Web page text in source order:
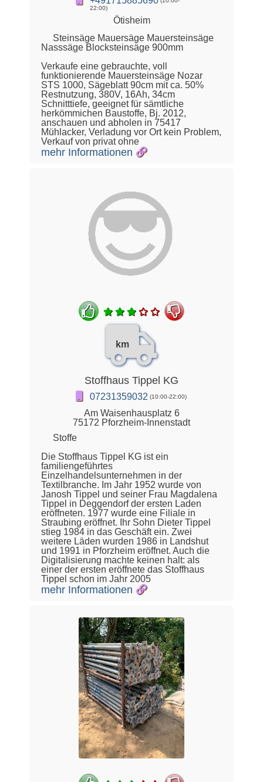
22:00)
Ötisheim
Steinsäge Mauersäge Mauersteinsäge
Nasssäge Blocksteinsäge 900mm
Verkaufe eine gebrauchte, voll
funktionierende Mauersteinsäge Nozar
STS 1000, Sägeblatt 90cm mit ca. 50%
Restnutzung, 380V, 16Ah, 34cm
Schnitttiefe, geeignet für sämtliche
herkömmichen Baustoffe, Bj. 2012,
anschauen und abholen in 75417
Mühlacker, Verladung vor Ort kein Problem,
Verkauf von privat ohne
mehr Informationen
km
Stoffhaus Tippel KG
07231359032 (10:00-22:00)
Am Waisenhausplatz 6
75172 Pforzheim-Innenstadt
Stoffe
Die Stoffhaus Tippel KG ist ein
familiengeführtes
Einzelhandelsunternehmen in der
Textilbranche. Im Jahr 1952 wurde von
Janosh Tippel und seiner Frau Magdalena
Tippel in Deggendorf der ersten Laden
eröffneten. 1977 wurde eine Filiale in
Straubing eröffnet. Ihr Sohn Dieter Tippel
stieg 1984 in das Geschäft ein. Zwei
weitere Läden wurden 1986 in Landshut
und 1991 in Pforzheim eröffnet. Auch die
Digitalisierung machte keinen halt: als
einer der ersten eröffnete das Stoffhaus
Tippel schon im Jahr 2005
mehr Informationen